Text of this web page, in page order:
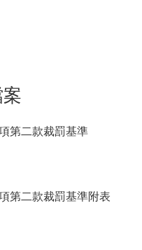
第二款裁罰基準
第二款裁罰基準附表